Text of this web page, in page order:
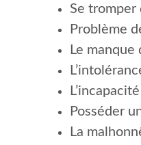
Se tromper
Problème
Le manque
Posséder
La